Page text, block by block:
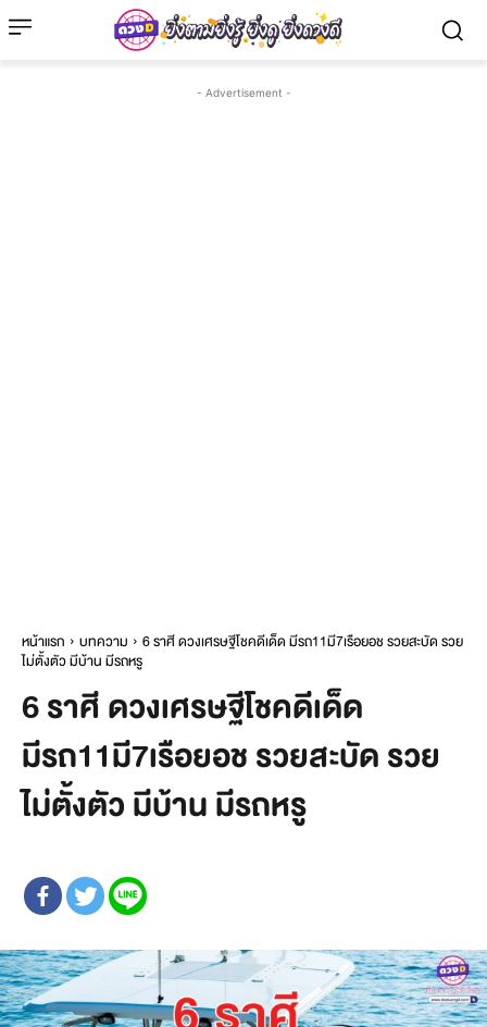
- Advertisement -
หน้าแรก บทความ
6 ราศี ดวงเศรษฐีโชคดีเด็ด มีรถ11มี7เรือยอช รวยสะบัด รวย
ไม่ตั้งตัว มีบ้าน มีรถหรู
6 ราศี ดวงเศรษฐีโชคดีเด็ด
มีรถ11มี7เรือยอช รวยสะบัด รวย
ไม่ตั้งตัว มีบ้าน มีรถหรู